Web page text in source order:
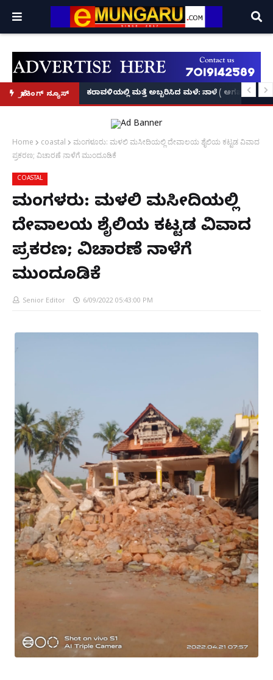
ಬ್ರೇಕಿಂಗ್ ನ್ಯೂಸ್‘ಭಕ್ತ ಪ್ರಹ್ಲಾದ’, ‘ಹೇ ರಾಮ್’!
ಕರಾವಳಿಯಲ್ಲಿ ಮತ್ತೆ ಅಬ್ಬರಿಸಿದ ಮಳೆ: ನಾಳೆ ( ಆಗಷ್ಟ್ 8)
Home coastal
ಮಂಗಳೂರು: ಮಳಲಿ ಮಸೀದಿಯಲ್ಲಿ ದೇವಾಲಯ ಶೈಲಿಯ ಕಟ್ಟಡ ವಿವಾದ
ಪ್ರಕರಣ; ವಿಚಾರಣೆ ನಾಳೆಗೆ ಮುಂದೂಡಿಕೆ
COASTAL
ಮಂಗಳೂರು: ಮಳಲಿ ಮಸೀದಿಯಲ್ಲಿ
ದೇವಾಲಯ ಶೈಲಿಯ ಕಟ್ಟಡ ವಿವಾದ
ಪ್ರಕರಣ; ವಿಚಾರಣೆ ನಾಳೆಗೆ
ಮುಂದೂಡಿಕೆ
Senior Editor 6/09/2022 05:43:00 PM